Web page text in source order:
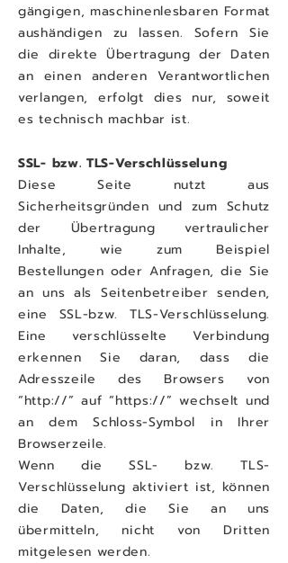
gängigen, maschinenlesbaren Format
aushändigen zu lassen. Sofern Sie
die direkte Übertragung der Daten
an einen anderen Verantwortlichen
verlangen, erfolgt dies nur, soweit
es technisch machbar ist.
SSL- bzw. TLS-Verschlüsselung
Diese Seite nutzt aus
Sicherheitsgründen und zum Schutz
der Übertragung vertraulicher
Inhalte, wie zum Beispiel
Bestellungen oder Anfragen, die Sie
an uns als Seitenbetreiber senden,
eine SSL-bzw. TLS-Verschlüsselung.
Eine verschlüsselte Verbindung
erkennen Sie daran, dass die
Adresszeile des Browsers von
“http://” auf “https://” wechselt und
an dem Schloss-Symbol in Ihrer
Browserzeile.
Wenn die SSL- bzw. TLS-
Verschlüsselung aktiviert ist, können
die Daten, die Sie an uns
übermitteln, nicht von Dritten
mitgelesen werden.